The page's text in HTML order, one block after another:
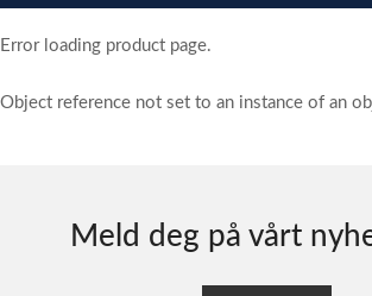
Error loading product page.
Object reference not set to an instance of an
Meld deg på vårt